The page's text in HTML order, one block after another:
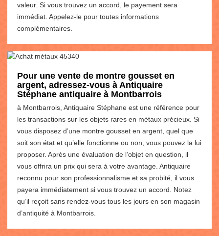
valeur. Si vous trouvez un accord, le payement sera
immédiat. Appelez-le pour toutes informations
complémentaires.
Pour une vente de montre gousset en
argent, adressez-vous à Antiquaire
Stéphane antiquaire à Montbarrois
à Montbarrois, Antiquaire Stéphane est une référence pour
les transactions sur les objets rares en métaux précieux. Si
vous disposez d’une montre gousset en argent, quel que
soit son état et qu’elle fonctionne ou non, vous pouvez la lui
proposer. Après une évaluation de l’objet en question, il
vous offrira un prix qui sera à votre avantage. Antiquaire
reconnu pour son professionnalisme et sa probité, il vous
payera immédiatement si vous trouvez un accord. Notez
qu’il reçoit sans rendez-vous tous les jours en son magasin
d’antiquité à Montbarrois.